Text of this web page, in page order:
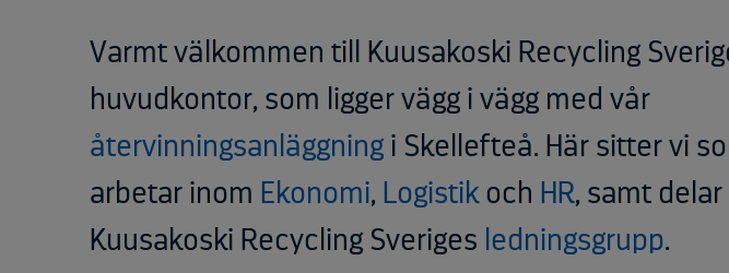
Varmt välkommen till Kuusakoski Recycling
huvudkontor, som ligger vägg i vägg med vår
återvinningsanläggning i Skellefteå. Här sitter vi
arbetar inom Ekonomi, Logistikoch HR, samt delar
Kuusakoski Recycling Sveriges ledningsgrupp.